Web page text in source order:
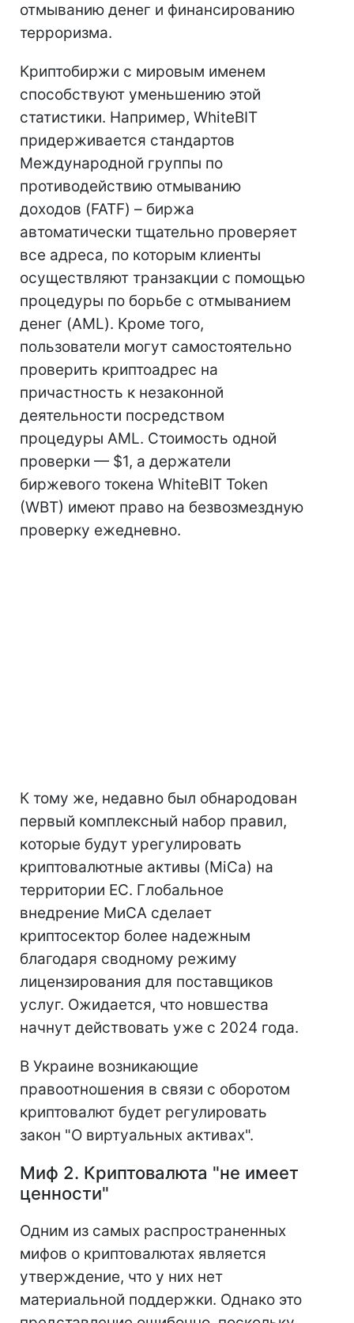
отмыванию денег и финансированию
терроризма.
Криптобиржи с мировым именем
способствуют уменьшению этой
статистики. Например, WhiteBIT
придерживается стандартов
Международной группы по
противодействию отмыванию
доходов (FATF) – биржа
автоматически тщательно проверяет
все адреса, по которым клиенты
осуществляют транзакции с помощью
процедуры по борьбе с отмыванием
денег (AML). Кроме того,
пользователи могут самостоятельно
проверить криптоадрес на
причастность к незаконной
деятельности посредством
процедуры AML. Стоимость одной
проверки — $1, а держатели
биржевого токена WhiteBIT Token
(WBT) имеют право на безвозмездную
проверку ежедневно.
К тому же, недавно был обнародован
первый комплексный набор правил,
которые будут урегулировать
криптовалютные активы (MiCa) на
территории ЕС. Глобальное
внедрение МиСА сделает
криптосектор более надежным
благодаря сводному режиму
лицензирования для поставщиков
услуг. Ожидается, что новшества
начнут действовать уже с 2024 года.
В Украине возникающие
правоотношения в связи с оборотом
криптовалют будет регулировать
закон "О виртуальных активах".
Миф 2. Криптовалюта "не имеет
ценности"
Одним из самых распространенных
мифов о криптовалютах является
утверждение, что у них нет
материальной поддержки. Однако это